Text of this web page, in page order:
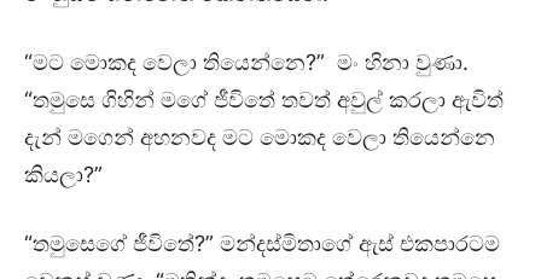
“මට මොකද වෙලා තියෙන්නෙ?” මං හිනා වුණා.
“තමුසෙ ගිහින් මගේ ජීවිතේ තවත් අවුල් කරලා ඇවිත්
දැන් මගෙන් අහනවද මට මොකද වෙලා තියෙන්නෙ
කියලා?”
“තමුසෙගේ ජීවිතේ?” මන්දස්මිතාගේ ඇස් එකපාරටම